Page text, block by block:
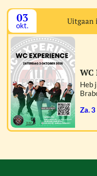
03
okt. Uitgaan
WC
Heb
za.